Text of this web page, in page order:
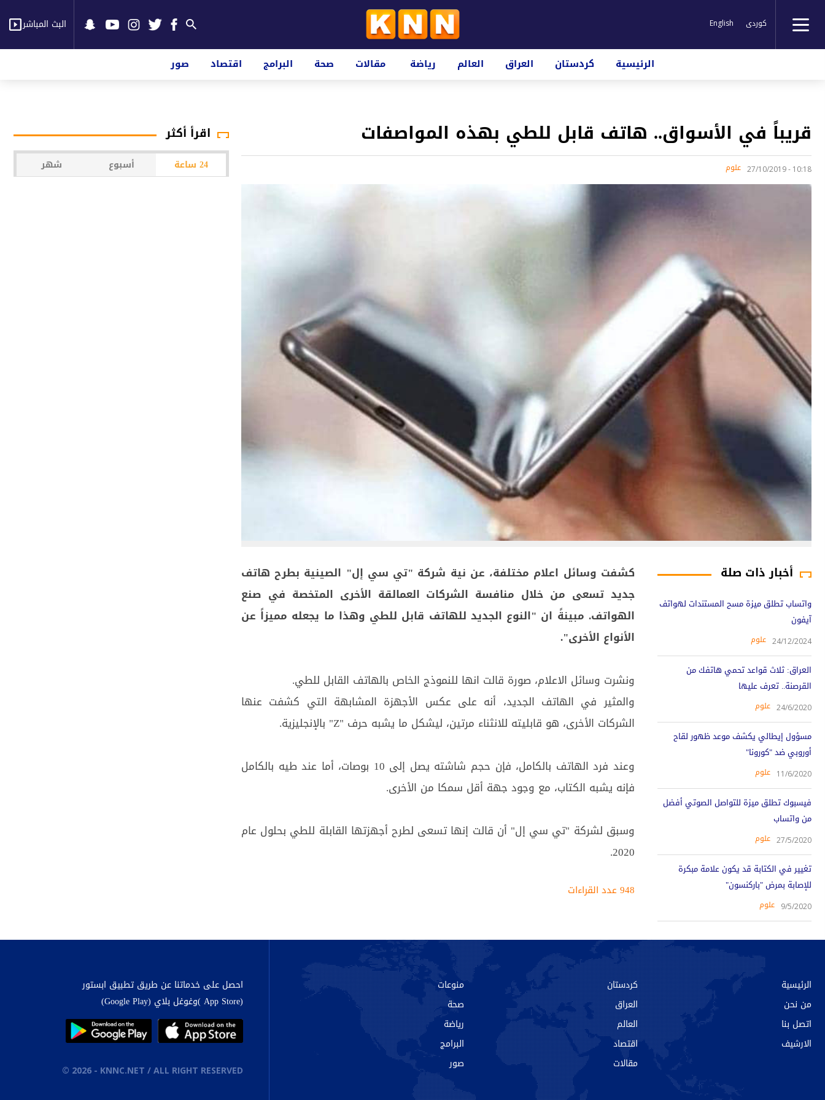
کوردی English البث المباشر
الرئيسية كردستان العراق العالم رياضة مقالات صحة البرامج اقتصاد صور
قريباً في الأسواق.. هاتف قابل للطي بهذه المواصفات
10:18 - 27/10/2019 علوم
أخبار ذات صلة
واتساب تطلق ميزة مسح المستندات لهواتف
آيفون
24/12/2024 علوم
العراق: ثلاث قواعد تحمي هاتفك من
القرصنة.. تعرف عليها
24/6/2020 علوم
مسؤول إيطالي يكشف موعد ظهور لقاح
أوروبي ضد "كورونا"
11/6/2020 علوم
فيسبوك تطلق ميزة للتواصل الصوتي أفضل
من واتساب
27/5/2020 علوم
تغيير في الكتابة قد يكون علامة مبكرة
للإصابة بمرض "باركنسون"
9/5/2020 علوم
كشفت وسائل اعلام مختلفة، عن نية شركة "تي سي إل" الصينية بطرح هاتف
جديد تسعى من خلال منافسة الشركات العمالقة الأخرى المتخصة في صنع
الهواتف. مبينةً ان "النوع الجديد للهاتف قابل للطي وهذا ما يجعله مميزاً عن
الأنواع الأخرى".
ونشرت وسائل الاعلام، صورة قالت انها للنموذج الخاص بالهاتف القابل للطي.
والمثير في الهاتف الجديد، أنه على عكس الأجهزة المشابهة التي كشفت عنها
الشركات الأخرى، هو قابليته للانثناء مرتين، ليشكل ما يشبه حرف "Z" بالإنجليزية.
وعند فرد الهاتف بالكامل، فإن حجم شاشته يصل إلى 10 بوصات، أما عند طيه بالكامل
فإنه يشبه الكتاب، مع وجود جهة أقل سمكا من الأخرى.
وسبق لشركة "تي سي إل" أن قالت إنها تسعى لطرح أجهزتها القابلة للطي بحلول عام
2020.
948 عدد القراءات‌‌
اقرأ أكثر
24 ساعة أسبوع شهر
الرئيسية
من نحن‌
اتصل بنا
الارشیف
كردستان
العراق
العالم
اقتصاد
مقالات
منوعات
صحة
رياضة
البرامج
صور
احصل على خدماتنا عن طريق تطبيق ابستور
(App Store )وغوغل بلاي (Google Play)
© 2026 - KNNC.NET / ALL RIGHT RESERVED